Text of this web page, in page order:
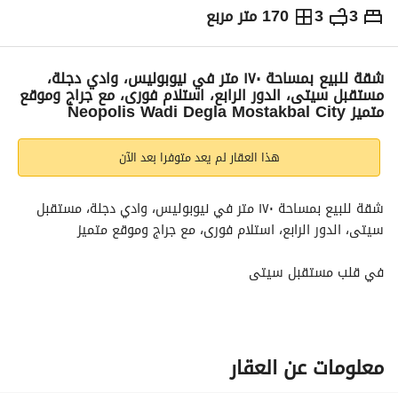
3
3 170 متر مربع ج.م5,250,000
الاماكن القريبةشقة للبيع بمساحة ١٧٠ متر في نيوبوليس، وادي دجلة،
مستقبل سيتى، الدور الرابع، استلام فورى، مع جراج وموقع
متميز Neopolis Wadi Degla Mostakbal City
هذا العقار لم يعد متوفرا بعد الآن
سيتى، الدور الرابع، استلام فورى، مع جراج وموقع متميز
في قلب مستقبل سيتى
مجمع سكني مسوّر مع أمن على مدار 24 ساعة وإدارة مرافق
معلومات عن العقار